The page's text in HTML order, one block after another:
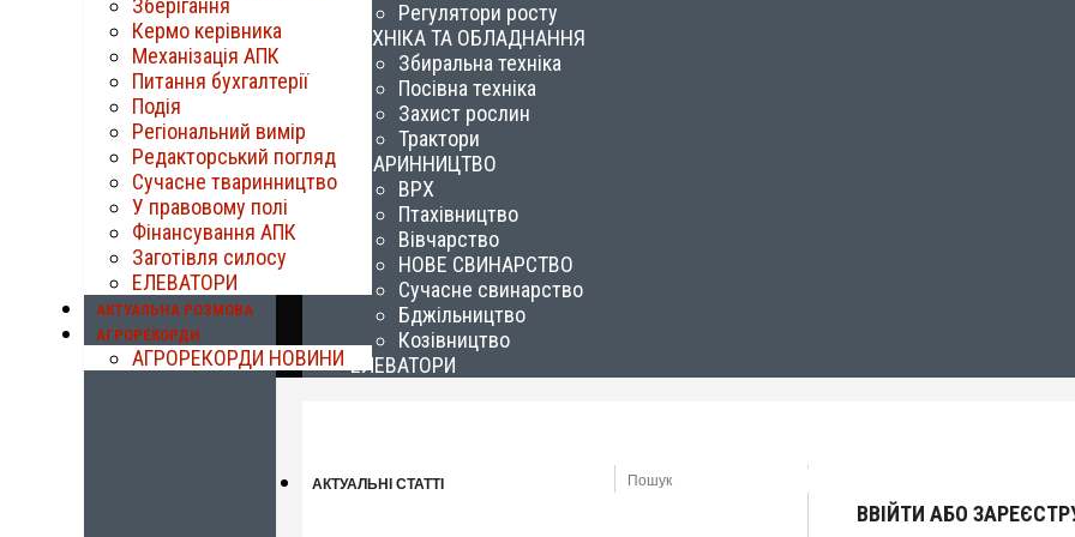
Зберігання
Кермо керівника
Механізація АПК
Питання бухгалтерії
Подія
Регіональний вимір
Редакторський погляд
Сучасне тваринництво
У правовому полі
Фінансування АПК
Заготівля силосу
ЕЛЕВАТОРИ
АКТУАЛЬНА РОЗМОВА
АГРОРЕКОРДИ
АГРОРЕКОРДИ НОВИНИ
Регулятори росту
ТЕХНІКА ТА ОБЛАДНАННЯ
Збиральна техніка
Посівна техніка
Захист рослин
Трактори
ТВАРИННИЦТВО
ВРХ
Птахівництво
Вівчарство
НОВЕ СВИНАРСТВО
Сучасне свинарство
Бджільництво
Козівництво
ЕЛЕВАТОРИ
АКТУАЛЬНІ СТАТТІ
ВВІЙТИ АБО